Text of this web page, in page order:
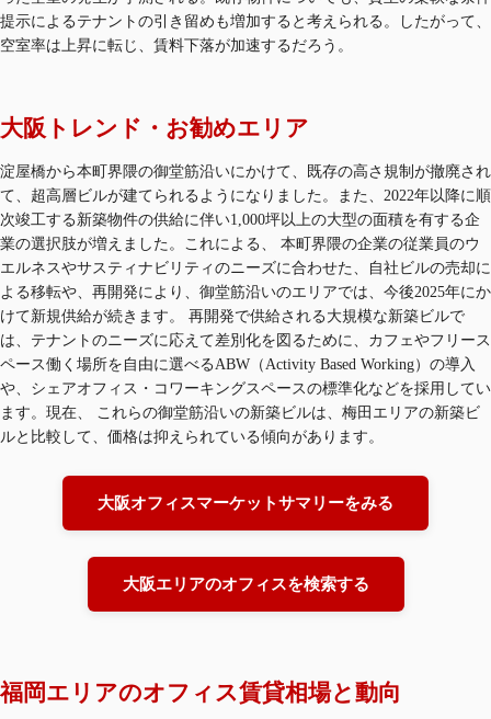
提示によるテナントの引き留めも増加すると考えられる。したがって、
空室率は上昇に転じ、賃料下落が加速するだろう。
大阪トレンド・お勧めエリア
淀屋橋から本町界隈の御堂筋沿いにかけて、既存の高さ規制が撤廃され
て、超高層ビルが建てられるようになりました。また、2022年以降に順
次竣工する新築物件の供給に伴い1,000坪以上の大型の面積を有する企
業の選択肢が増えました。これによる、 本町界隈の企業の従業員のウ
エルネスやサスティナビリティのニーズに合わせた、自社ビルの売却に
よる移転や、再開発により、御堂筋沿いのエリアでは、今後2025年にか
けて新規供給が続きます。 再開発で供給される大規模な新築ビルで
は、テナントのニーズに応えて差別化を図るために、カフェやフリース
ペース働く場所を自由に選べるABW（Activity Based Working）の導入
や、シェアオフィス・コワーキングスペースの標準化などを採用してい
ます。現在、 これらの御堂筋沿いの新築ビルは、梅田エリアの新築ビ
ルと比較して、価格は抑えられている傾向があります。
大阪オフィスマーケットサマリーをみる
大阪エリアのオフィスを検索する
福岡エリアのオフィス賃貸相場と動向